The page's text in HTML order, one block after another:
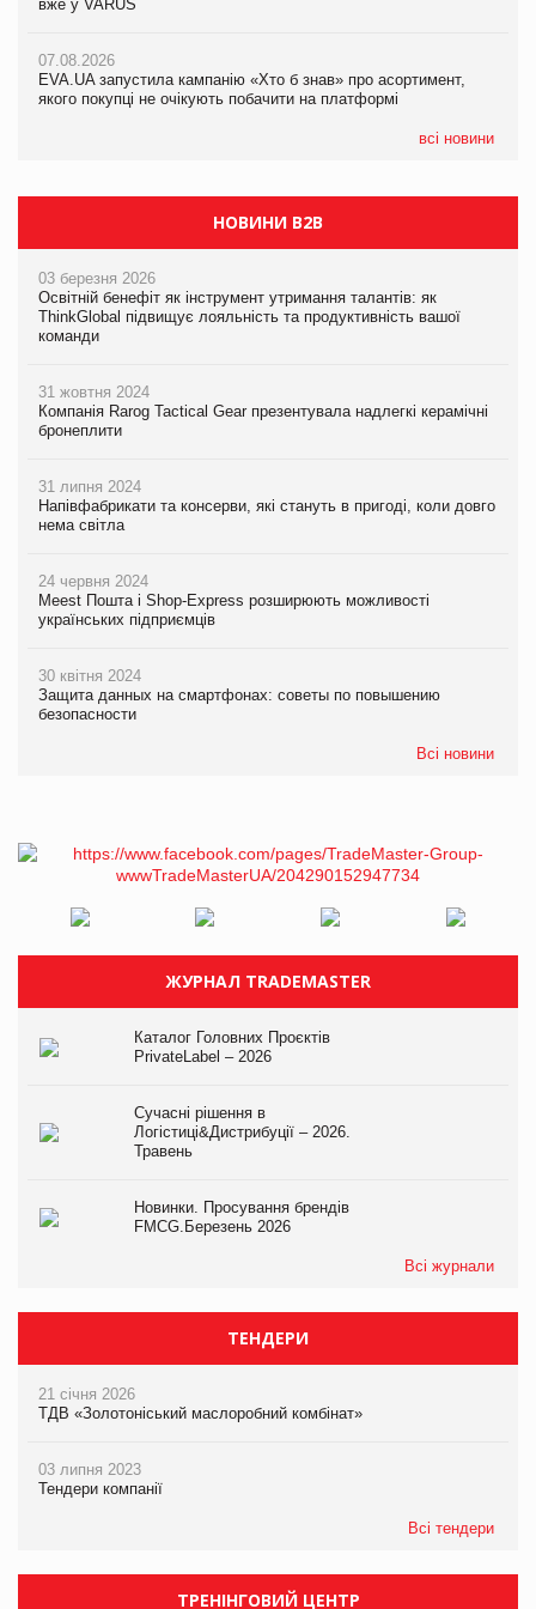
вже у VARUS
07.08.2026
EVA.UA запустила кампанію «Хто б знав» про асортимент,
якого покупці не очікують побачити на платформі
всі новини
НОВИНИ B2B
03 березня 2026
Освітній бенефіт як інструмент утримання талантів: як
ThinkGlobal підвищує лояльність та продуктивність вашої
команди
31 жовтня 2024
Компанія Rarog Tactical Gear презентувала надлегкі керамічні
бронеплити
31 липня 2024
Напівфабрикати та консерви, які стануть в пригоді, коли довго
нема світла
24 червня 2024
Meest Пошта і Shop-Express розширюють можливості
українських підприємців
30 квітня 2024
Защита данных на смартфонах: советы по повышению
безопасности
Всі новини
ЖУРНАЛ TRADEMASTER
Каталог Головних Проєктів
PrivateLabel – 2026
Сучасні рішення в
Логістиці&Дистрибуції – 2026.
Травень
Новинки. Просування брендів
FMCG.Березень 2026
Всі журнали
ТЕНДЕРИ
21 січня 2026
ТДВ «Золотоніський маслоробний комбінат»
03 липня 2023
Тендери компанії
Всі тендери
ТРЕНІНГОВИЙ ЦЕНТР